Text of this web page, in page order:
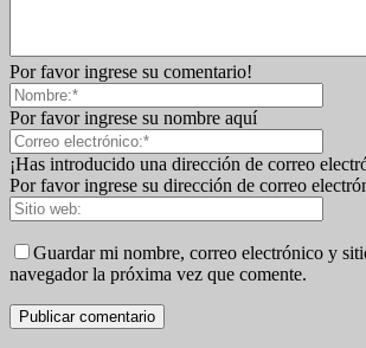
Por favor ingrese su comentario!
Por favor ingrese su nombre aquí
¡Has introducido una dirección de correo
Por favor ingrese su dirección de correo
Guardar mi nombre, correo electrónico y
navegador la próxima vez que comente.